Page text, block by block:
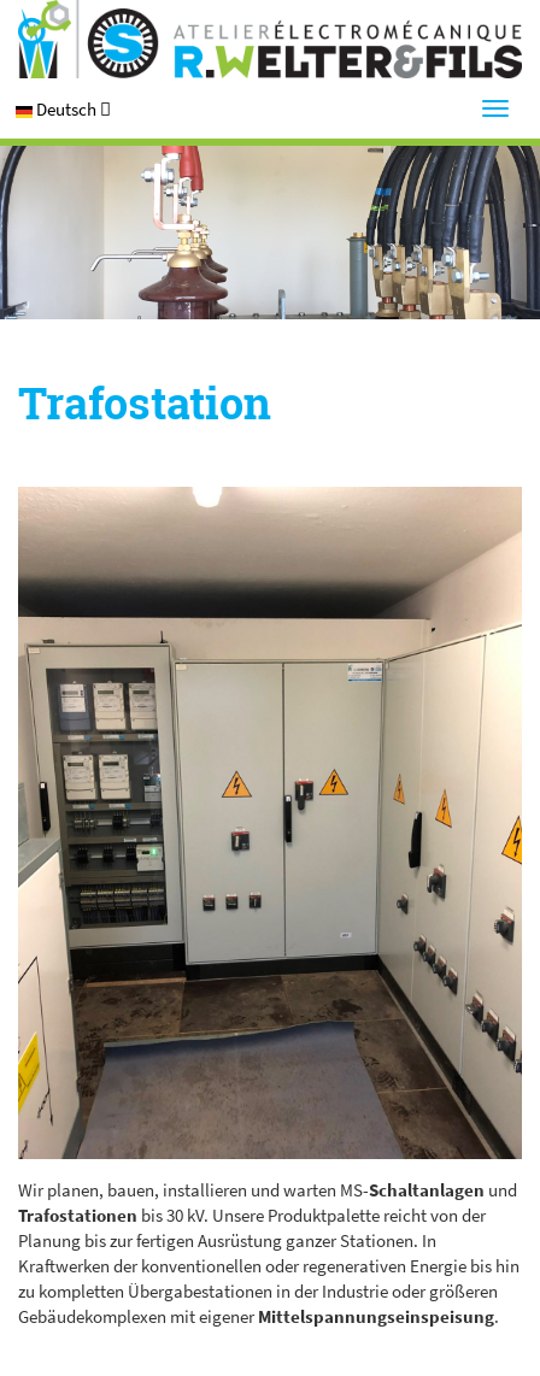
Deutsch
Trafostation
Wir planen, bauen, installieren und warten MS-Schaltanlagen und
Trafostationen bis 30 kV. Unsere Produktpalette reicht von der
Planung bis zur fertigen Ausrüstung ganzer Stationen. In
Kraftwerken der konventionellen oder regenerativen Energie bis hin
zu kompletten Übergabestationen in der Industrie oder größeren
Gebäudekomplexen mit eigenerMittelspannungseinspeisung.